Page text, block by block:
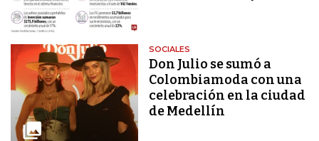
SOCIALES
Don Julio se sumó a
Colombiamoda con una
celebración en la ciudad
de Medellín